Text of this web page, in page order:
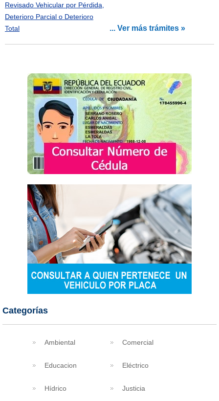
Revisado Vehicular por Pérdida,
Deterioro Parcial o Deterioro
Total
... Ver más trámites »
Categorías
Ambiental Comercial
Educacion Eléctrico
Hídrico Justicia